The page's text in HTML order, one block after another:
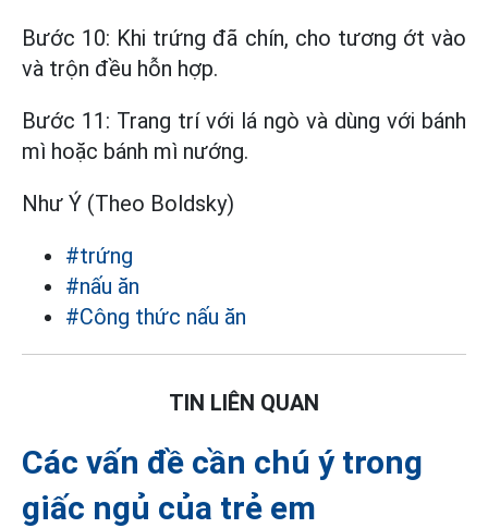
Bước 10: Khi trứng đã chín, cho tương ớt vào
và trộn đều hỗn hợp.
Bước 11: Trang trí với lá ngò và dùng với bánh
mì hoặc bánh mì nướng.
Như Ý (Theo Boldsky)
#trứng
#nấu ăn
#Công thức nấu ăn
TIN LIÊN QUAN
Các vấn đề cần chú ý trong
giấc ngủ của trẻ em